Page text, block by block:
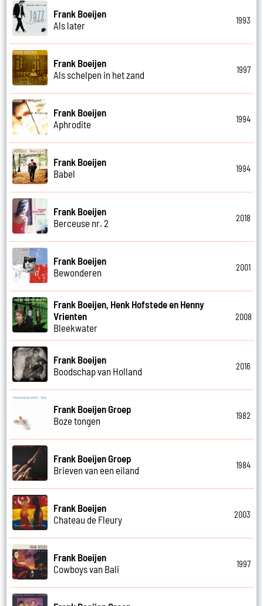
Frank Boeijen
Als later
1993
Frank Boeijen
Als schelpen in het zand
1997
Frank Boeijen
Aphrodite
1994
Frank Boeijen
Babel
1994
Frank Boeijen
Berceuse nr. 2
2018
Frank Boeijen
Bewonderen
2001
Frank Boeijen, Henk Hofstede en Henny
Vrienten
Bleekwater
2008
Frank Boeijen
Boodschap van Holland
2016
Frank Boeijen Groep
Boze tongen
1982
Frank Boeijen Groep
Brieven van een eiland
1984
Frank Boeijen
Chateau de Fleury
2003
Frank Boeijen
Cowboys van Bali
1997